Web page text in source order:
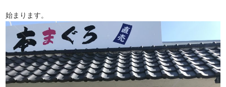
始まります。